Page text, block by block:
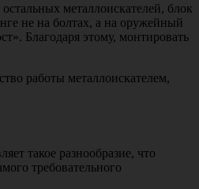
металлоискателей, блок
не на болтах, а на оружейный
Благодаря этому, монтировать
работы металлоискателем,
такое разнообразие, что
требовательного